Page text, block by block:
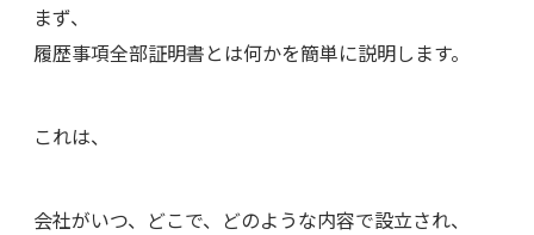
まず、
履歴事項全部証明書とは何かを簡単に説明します。
これは、
会社がいつ、どこで、どのような内容で設立され、